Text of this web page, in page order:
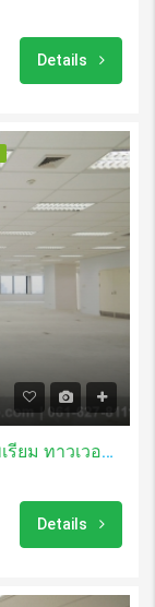
Details
เช่าสำนักงาน 446.99 ตรม อาคารเอ็มโพเรียม ทาวเวอร์/ Emporium Tower
Details